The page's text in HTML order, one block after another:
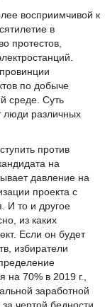
восприимчивой к
в
протестов,
по добыче
среде. Суть
люди различных
против
на
давление на
проекта с
И то и другое
из каких
Если он будет
избиратели
на 70% в 2019 г.,
заработной